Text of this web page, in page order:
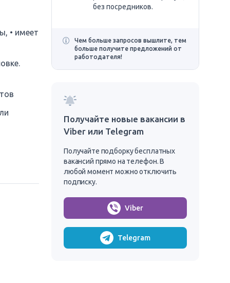
• имеет
без посредников.
Чем больше запросов вышлите, тем
больше получите предложений от
работодателя!
Получайте новые вакансии в
Viber или Telegram
Получайте подборку бесплатных
вакансий прямо на телефон. В
любой момент можно отключить
подписку.
Viber
Telegram